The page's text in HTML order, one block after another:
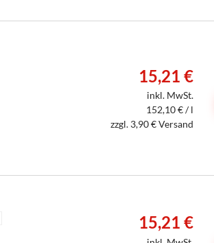
15,21 €
inkl. MwSt.
152,10 € / l
zzgl. 3,90 € Versand
15,21 €